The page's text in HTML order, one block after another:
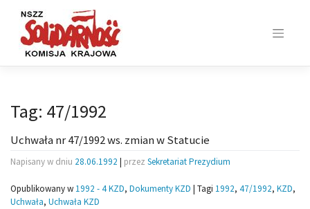
content
Tag: 47/1992
Uchwała nr 47/1992 ws. zmian w Statucie
Napisany w dniu 28.06.1992 | przez Sekretariat Prezydium
Opublikowany w 1992 - 4 KZD, Dokumenty KZD | Tagi 1992, 47/1992, KZD,
Uchwała, Uchwała KZD